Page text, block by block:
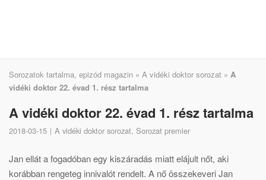
Sorozatok tartalma, epizód magazin » A vidéki doktor sorozat » A
vidéki doktor 22. évad 1. rész tartalma
A vidéki doktor 22. évad 1. rész tartalma
2018-03-15 A vidéki doktor sorozat, Sorozat premier
Jan ellát a fogadóban egy kiszáradás miatt elájult nőt, aki
korábban rengeteg innivalót rendelt. A nő összekeveri Jan